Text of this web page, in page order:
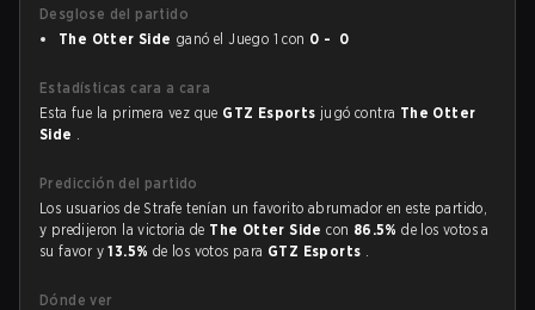
Desglose del partido
The Otter Side ganó el Juego 1 con 0 - 0
Estadísticas cara a cara
Esta fue la primera vez que GTZ Esports jugó contra The Otter
Side .
Predicción del partido
Los usuarios de Strafe tenían un favorito abrumador en este partido,
y predijeron la victoria de The Otter Sidecon 86.5%de los votos a
su favor y13.5% de los votos para GTZ Esports .
Dónde ver